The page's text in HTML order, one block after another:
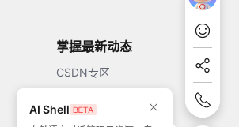
AI Shell
掌握最新动态
CSDN专区
开源中国